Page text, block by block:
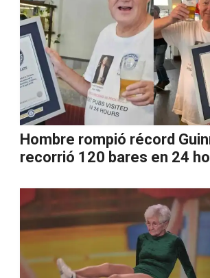
Hombre rompió récord
recorrió 120 bares en 24